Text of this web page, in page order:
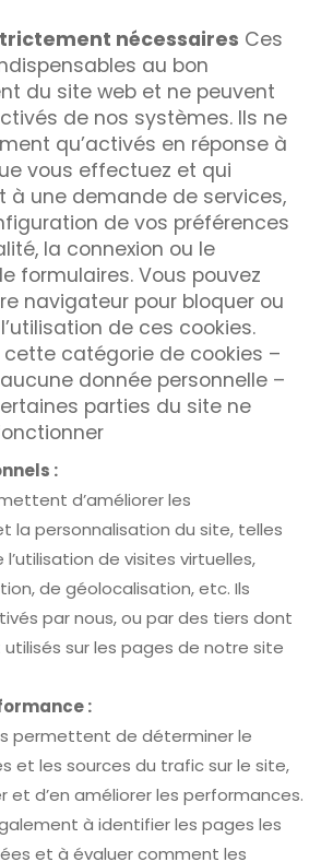
nécessaires Ces
au bon
du site web et ne peuvent
de nos systèmes. Ils ne
qu’activés en réponse à
vous effectuez et qui
à une demande de services,
de vos préférences
la connexion ou le
formulaires. Vous pouvez
navigateur pour bloquer ou
de ces cookies.
catégorie de cookies –
donnée personnelle –
parties du site ne
:
d’améliorer les
la personnalisation du site, telles
de visites virtuelles,
de géolocalisation, etc. Ils
par nous, ou par des tiers dont
sur les pages de notre site
:
permettent de déterminer le
et les sources du trafic sur le site,
et d’en améliorer les performances.
à identifier les pages les
et à évaluer comment les